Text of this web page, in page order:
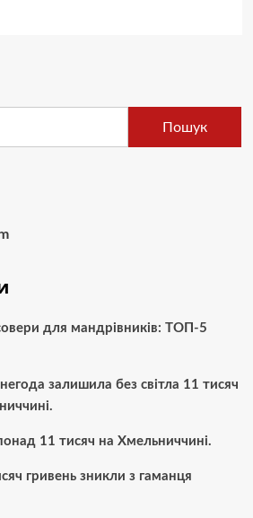
Пошук
для мандрівників: ТОП-5
залишила без світла 11 тисяч
11 тисяч на Хмельниччині.
гривень зникли з гаманця